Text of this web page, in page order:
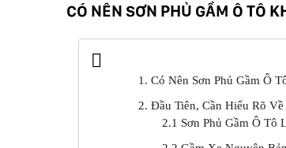
CÓ NÊN SƠN PHỦ GẦM Ô TÔ
1. Có Nên Sơn Phủ Gầm Ô
2. Đầu Tiên, Cần Hiểu Rõ Về
2.1 Sơn Phủ Gầm Ô Tô